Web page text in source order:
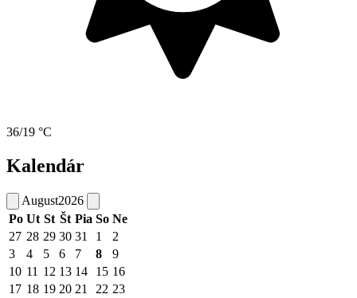
36/19 °C
Kalendár
August2026
Po Ut St Št Pia So Ne
27 28 29 30 31 1
2
3
4 5 6 7 8
9
10 11 12 13 14 15 16
17 18 19 20 21 22 23